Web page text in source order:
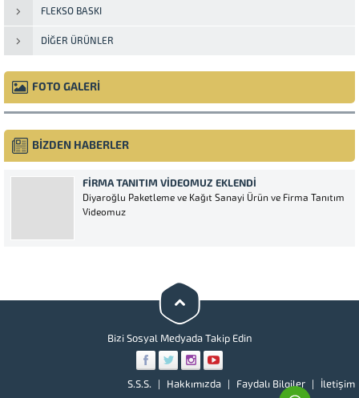
FLEKSO BASKI
DIĞER ÜRÜNLER
FOTO GALERİ
BİZDEN HABERLER
FIRMA TANITIM VIDEOMUZ EKLENDI
Diyaroğlu Paketleme ve Kağıt Sanayi Ürün ve Firma Tanıtım
Videomuz
Bizi Sosyal Medyada Takip Edin
S.S.S. Hakkımızda Faydalı Bilgiler İletişim